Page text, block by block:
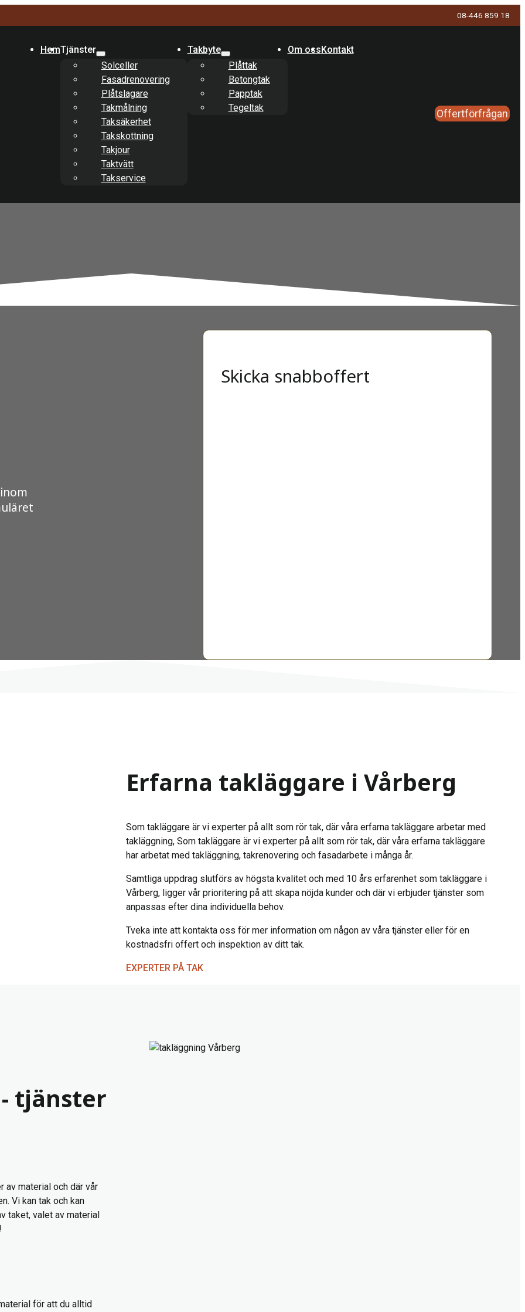
08-446 859 18
HemTjänster
Solceller
Fasadrenovering
Plåtslagare
Takmålning
Taksäkerhet
Takskottning
Takjour
Taktvätt
Takservice
Takbyte
Plåttak
Betongtak
Papptak
Tegeltak
Om ossKontakt
Offertförfrågan
Skicka snabboffert
Erfarna takläggare i Vårberg
Som takläggare är vi experter på allt som rör tak, där våra erfarna takläggare arbetar med
takläggning, Som takläggare är vi experter på allt som rör tak, där våra erfarna takläggare
har arbetat med takläggning, takrenovering och fasadarbete i många år.
Samtliga uppdrag slutförs av högsta kvalitet och med 10 års erfarenhet som takläggare i
Vårberg, ligger vår prioritering på att skapa nöjda kunder och där vi erbjuder tjänster som
anpassas efter dina individuella behov.
Tveka inte att kontakta oss för mer information om någon av våra tjänster eller för en
kostnadsfri offert och inspektion av ditt tak.
EXPERTER PÅ TAK
tjänster
av material och där vår
Vi kan tak och kan
taket, valet av material
för att du alltid